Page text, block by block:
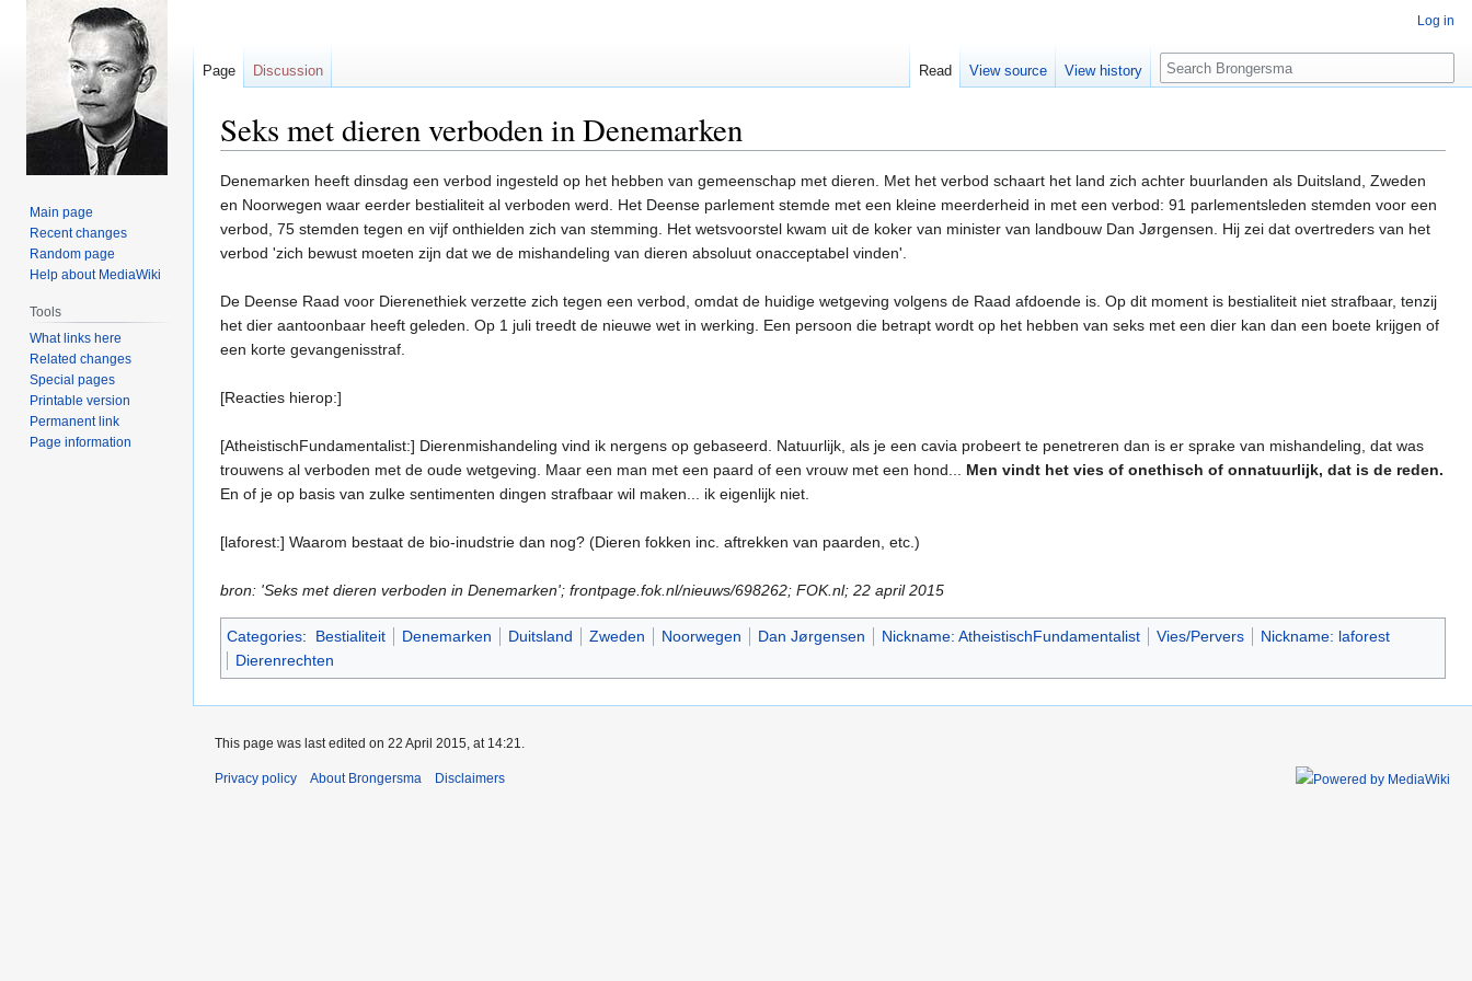
Seks met dieren verboden in Denemarken
Jump
to
navigation
Jump
to
search
Denemarken heeft dinsdag een verbod ingesteld op het hebben van gemeenschap met dieren. Met het verbod schaart het land zich achter buurlanden als Duitsland, Zweden
en Noorwegen waar eerder bestialiteit al verboden werd. Het Deense parlement stemde met een kleine meerderheid in met een verbod: 91 parlementsleden stemden voor een
verbod, 75 stemden tegen en vijf onthielden zich van stemming. Het wetsvoorstel kwam uit de koker van minister van landbouw Dan Jørgensen. Hij zei dat overtreders van het
verbod 'zich bewust moeten zijn dat we de mishandeling van dieren absoluut onacceptabel vinden'.
De Deense Raad voor Dierenethiek verzette zich tegen een verbod, omdat de huidige wetgeving volgens de Raad afdoende is. Op dit moment is bestialiteit niet strafbaar, tenzij
het dier aantoonbaar heeft geleden. Op 1 juli treedt de nieuwe wet in werking. Een persoon die betrapt wordt op het hebben van seks met een dier kan dan een boete krijgen of
een korte gevangenisstraf.
[Reacties hierop:]
[AtheistischFundamentalist:] Dierenmishandeling vind ik nergens op gebaseerd. Natuurlijk, als je een cavia probeert te penetreren dan is er sprake van mishandeling, dat was
trouwens al verboden met de oude wetgeving. Maar een man met een paard of een vrouw met een hond... Men vindt het vies of onethisch of onnatuurlijk, dat is de reden.
En of je op basis van zulke sentimenten dingen strafbaar wil maken... ik eigenlijk niet.
[laforest:] Waarom bestaat de bio-inudstrie dan nog? (Dieren fokken inc. aftrekken van paarden, etc.)
bron: 'Seks met dieren verboden in Denemarken'; frontpage.fok.nl/nieuws/698262; FOK.nl; 22 april 2015
Categories: Bestialiteit Denemarken Duitsland Zweden Noorwegen Dan Jørgensen Nickname: AtheistischFundamentalist Vies/Pervers
Nickname: laforest
Dierenrechten
Log in
Page Discussion Read View source View history Search
Main page
Recent changes
Random page
Help about MediaWiki
Tools
What links here
Related changes
Special pages
Printable version
Permanent link
Page information
This page was last edited on 22 April 2015, at 14:21.
Privacy policy About Brongersma Disclaimers